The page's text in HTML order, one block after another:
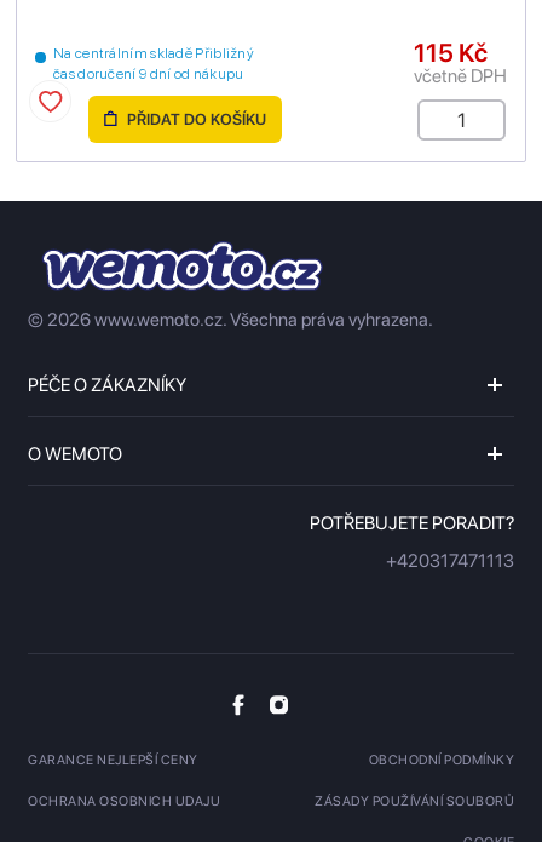
Na centrálním skladě Přibližný
čas doručení 9 dní od nákupu
115 Kč
včetně DPH
PŘIDAT DO KOŠÍKU
© 2026 www.wemoto.cz.Všechna práva vyhrazena.
PÉČE O ZÁKAZNÍKY
O WEMOTO
POTŘEBUJETE PORADIT?
+420317471113
GARANCE NEJLEPŠÍ CENY OBCHODNÍ PODMÍNKY
OCHRANA OSOBNICH UDAJU ZÁSADY POUŽÍVÁNÍ SOUBORŮ